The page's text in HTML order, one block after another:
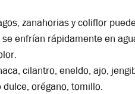
zanahorias y coliflor
enfrían rápidamente en
cilantro, eneldo, ajo,
orégano, tomillo.